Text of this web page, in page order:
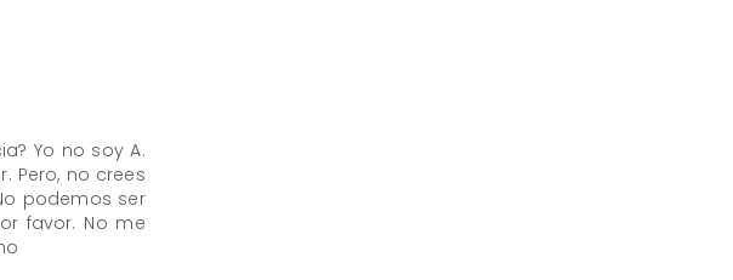
Yo no soy A.
Pero, no crees
podemos ser
favor. No me